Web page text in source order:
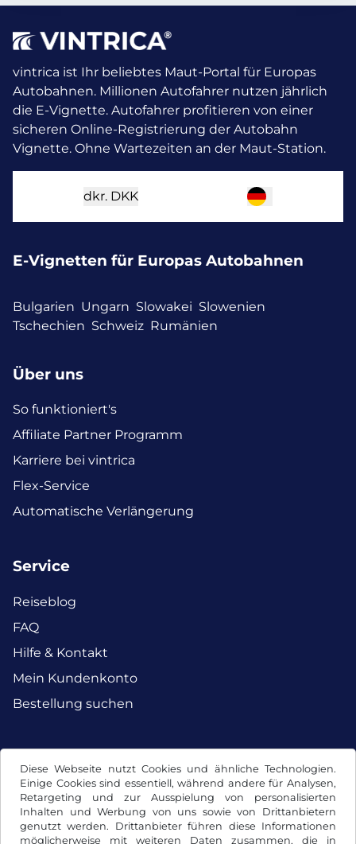
Diese Webseite nutzt Cookies und ähnliche Technologien.
Einige Cookies sind essentiell, während andere für Analysen,
Retargeting und zur Ausspielung von personalisierten
Inhalten und Werbung von uns sowie von Drittanbietern
genutzt werden. Drittanbieter führen diese Informationen
möglicherweise mit weiteren Daten zusammen, die in
vintrica ist Ihr beliebtes Maut-Portal für Europas
Autobahnen. Millionen Autofahrer nutzen jährlich
die E-Vignette. Autofahrer profitieren von einer
sicheren Online-Registrierung der Autobahn
Vignette. Ohne Wartezeiten an der Maut-Station.
dkr. DKK
E-Vignetten für Europas Autobahnen
Bulgarien Ungarn Slowakei Slowenien
Tschechien Schweiz Rumänien
Über uns
So funktioniert's
Affiliate Partner Programm
Karriere bei vintrica
Flex-Service
Automatische Verlängerung
Service
Reiseblog
FAQ
Hilfe & Kontakt
Mein Kundenkonto
Bestellung suchen
Facebook Instagram